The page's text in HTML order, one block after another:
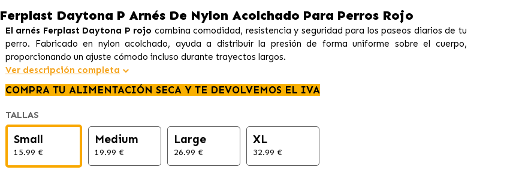
Ferplast Daytona P Arnés De Nylon Acolchado Para Perros Rojo
El arnés Ferplast Daytona P rojo combina comodidad, resistencia y seguridad para los paseos diarios de tu
perro. Fabricado en nylon acolchado, ayuda a distribuir la presión de forma uniforme sobre el cuerpo,
proporcionando un ajuste cómodo incluso durante trayectos largos.
Ver descripción completa
COMPRA TU ALIMENTACIÓN SECA Y TE DEVOLVEMOS EL IVA
TALLAS
Small
15.99 €
Medium
19.99 €
Large
26.99 €
XL
32.99 €